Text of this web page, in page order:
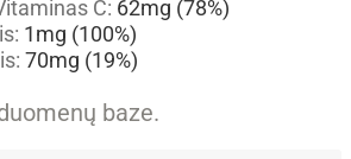
C: 62mg (78%)
1mg (100%)
70mg (19%)
baze.